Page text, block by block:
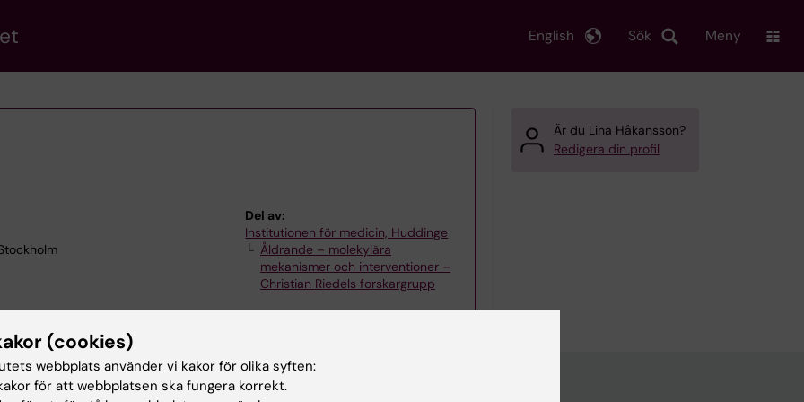
Sök
English Meny
Del av:
Institutionen för medicin, Huddinge
Åldrande – molekylära
mekanismer och interventioner –
Christian Riedels forskargrupp
Är du Lina Håkansson?
Redigera din profil
(cookies)
webbplats använder vi kakor för olika syften:
för att webbplatsen ska fungera korrekt.